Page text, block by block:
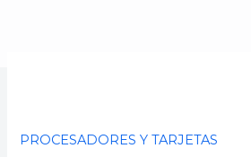
PROCESADORES Y TARJETAS
NOVASTAR